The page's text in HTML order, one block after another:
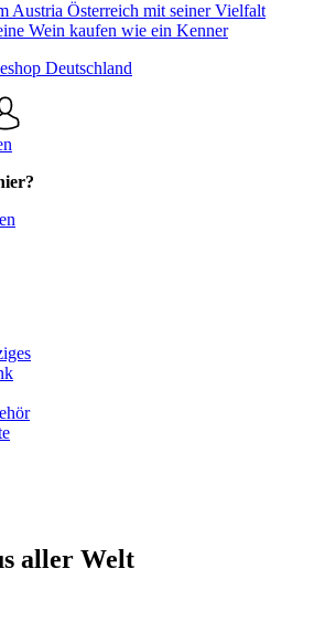
Österreich mit seiner Vielfalt
Wein kaufen wie ein Kenner
aller Welt